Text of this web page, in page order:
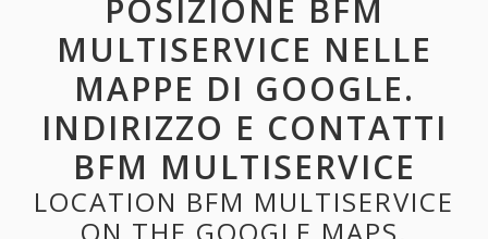
POSIZIONE BFM
MULTISERVICE NELLE
MAPPE DI GOOGLE.
INDIRIZZO E CONTATTI
BFM MULTISERVICE
LOCATION BFM MULTISERVICE
ON THE GOOGLE MAPS.